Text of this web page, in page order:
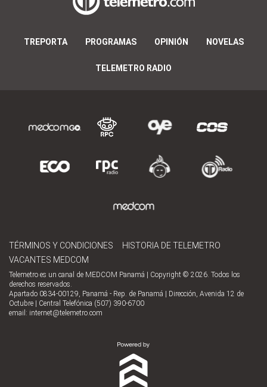
TREPORTA PROGRAMAS OPINIÓN NOVELAS
TELEMETRO RADIO
TÉRMINOS Y CONDICIONES
HISTORIA DE TELEMETRO
VACANTES MEDCOM
Telemetro es un canal de MEDCOM Panamá | Copyright © 2026. Todos los
derechos reservados.
Apartado 0834-00129, Panamá - Rep. de Panamá | Dirección, Avenida 12 de
Octubre | Central Telefónica (507) 390-6700
email: internet@telemetro.com